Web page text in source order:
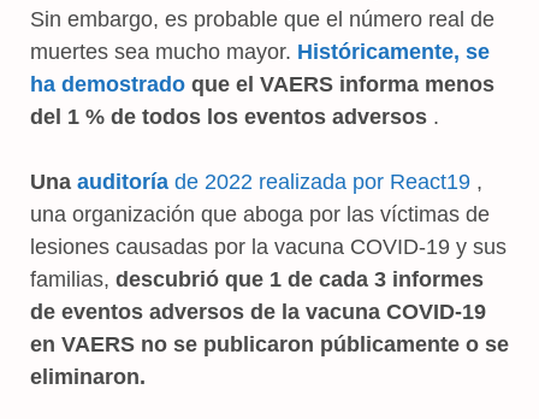
Sin embargo, es probable que el número real de
muertes sea mucho mayor. Históricamente, se
ha demostrado que el VAERS informa menos
del 1 % de todos los eventos adversos .
Una auditoría de 2022 realizada por React19 ,
una organización que aboga por las víctimas de
lesiones causadas por la vacuna COVID-19 y sus
familias, descubrió que 1 de cada 3 informes
de eventos adversos de la vacuna COVID-19
en VAERS no se publicaron públicamente o se
eliminaron.